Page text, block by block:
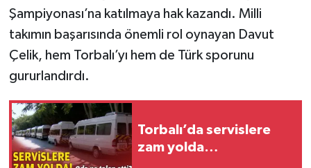
Şampiyonası’na katılmaya hak kazandı. Milli
takımın başarısında önemli rol oynayan Davut
Çelik, hem Torbalı’yı hem de Türk sporunu
gururlandırdı.
Torbalı’da servislere
zam yolda…